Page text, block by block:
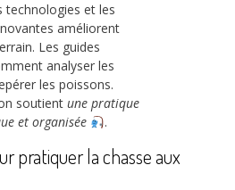
technologies et les
améliorent
Les guides
analyser les
les poissons.
soutient une pratique
et organisée
.
pratiquer la chasse aux